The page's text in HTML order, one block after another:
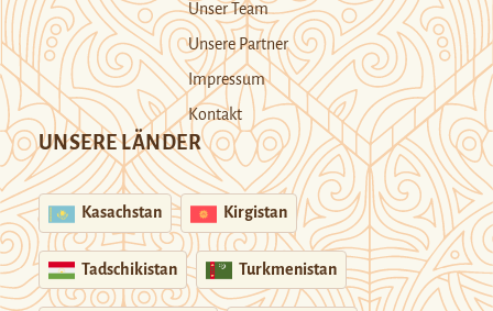
Unser Team
Unsere Partner
Impressum
Kontakt
UNSERE LÄNDER
Kasachstan Kirgistan
Tadschikistan Turkmenistan